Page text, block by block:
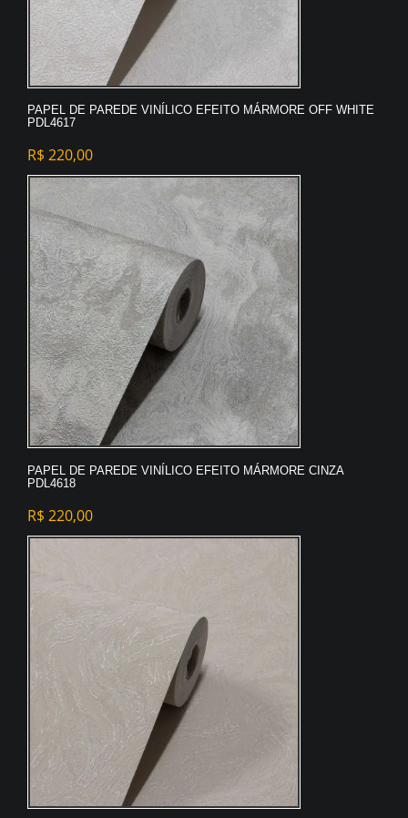
PAPEL DE PAREDE VINÍLICO EFEITO MÁRMORE OFF WHITE
PDL4617
R$ 220,00
PAPEL DE PAREDE VINÍLICO EFEITO MÁRMORE CINZA
PDL4618
R$ 220,00